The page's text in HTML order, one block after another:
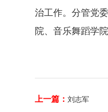
治工作。分管党
院、音乐舞蹈学院
上一篇： 刘志军